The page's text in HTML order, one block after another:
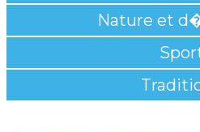
Nature et